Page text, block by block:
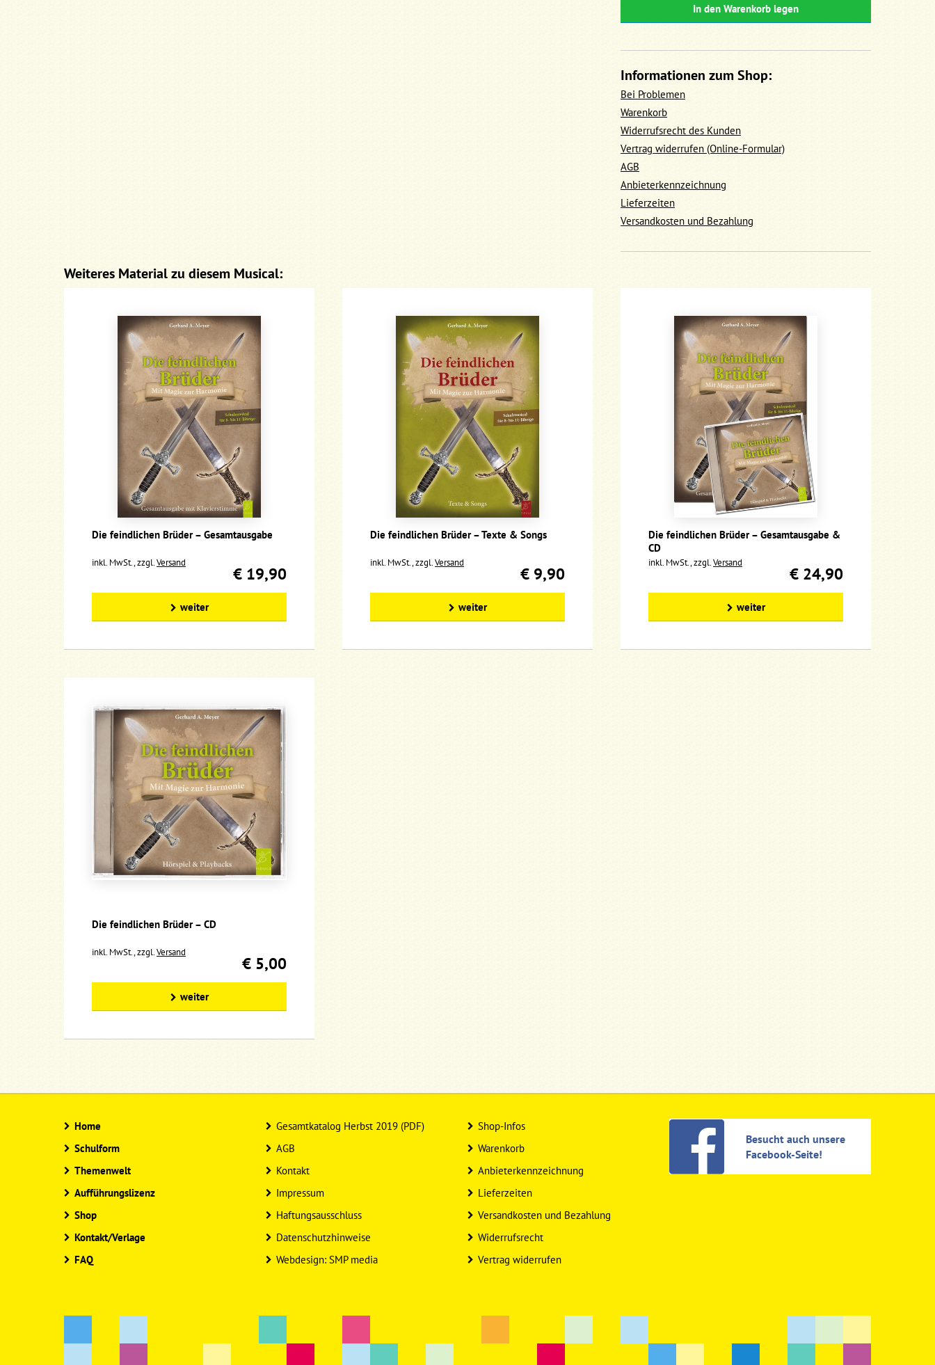
In den Warenkorb legen
Informationen zum Shop:
Bei Problemen
Warenkorb
Widerrufsrecht des Kunden
Vertrag widerrufen (Online-Formular)
AGB
Anbieterkennzeichnung
Lieferzeiten
Versandkosten und Bezahlung
Weiteres Material zu diesem Musical:
Die feindlichen Brüder – Gesamtausgabe
inkl. MwSt., zzgl.Versand
€ 19,90
weiter
Die feindlichen Brüder – Texte & Songs
inkl. MwSt., zzgl.Versand
€ 9,90
weiter
Die feindlichen Brüder – Gesamtausgabe &
CD
inkl. MwSt., zzgl.Versand
€ 24,90
weiter
Die feindlichen Brüder – CD
inkl. MwSt., zzgl.Versand
€ 5,00
weiter
Home
Schulform
Themenwelt
Aufführungslizenz
Shop
Kontakt/Verlage
FAQ
Gesamtkatalog Herbst 2019 (PDF)
AGB
Kontakt
Impressum
Haftungsausschluss
Datenschutzhinweise
Webdesign: SMP media
Shop-Infos
Warenkorb
Anbieterkennzeichnung
Lieferzeiten
Versandkosten und Bezahlung
Widerrufsrecht
Vertrag widerrufen
Besucht auch unsere
Facebook-Seite!